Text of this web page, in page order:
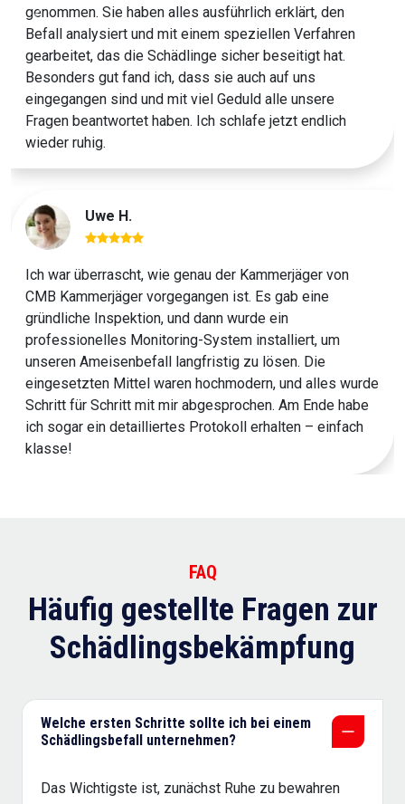
genommen. Sie haben alles ausführlich erklärt, den
Befall analysiert und mit einem speziellen Verfahren
gearbeitet, das die Schädlinge sicher beseitigt hat.
Besonders gut fand ich, dass sie auch auf uns
eingegangen sind und mit viel Geduld alle unsere
Fragen beantwortet haben. Ich schlafe jetzt endlich
wieder ruhig.
Uwe H.
Ich war überrascht, wie genau der Kammerjäger von
CMB Kammerjäger vorgegangen ist. Es gab eine
gründliche Inspektion, und dann wurde ein
professionelles Monitoring-System installiert, um
unseren Ameisenbefall langfristig zu lösen. Die
eingesetzten Mittel waren hochmodern, und alles wurde
Schritt für Schritt mit mir abgesprochen. Am Ende habe
ich sogar ein detailliertes Protokoll erhalten – einfach
klasse!
Previous
FAQ
Häufig gestellte Fragen zur
Schädlingsbekämpfung
Welche ersten Schritte sollte ich bei einem
Schädlingsbefall unternehmen?
Das Wichtigste ist, zunächst Ruhe zu bewahren